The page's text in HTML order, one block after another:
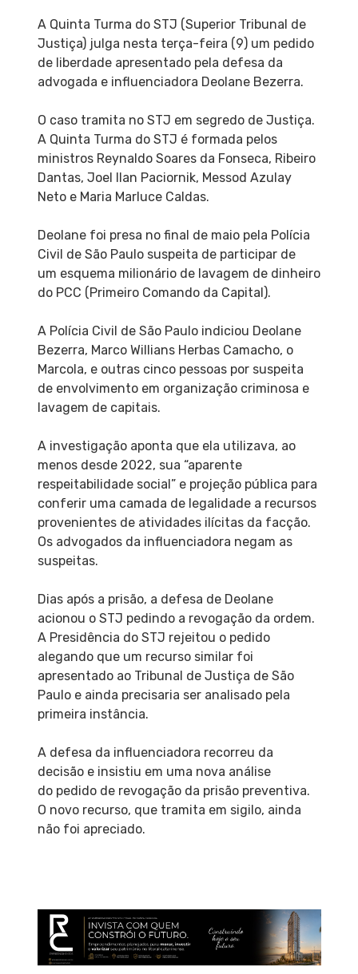
A Quinta Turma do STJ (Superior Tribunal de
Justiça) julga nesta terça-feira (9) um pedido
de liberdade apresentado pela defesa da
advogada e influenciadora Deolane Bezerra.
O caso tramita no STJ em segredo de Justiça.
A Quinta Turma do STJ é formada pelos
ministros Reynaldo Soares da Fonseca, Ribeiro
Dantas, Joel Ilan Paciornik, Messod Azulay
Neto e Maria Marluce Caldas.
Deolane foi presa no final de maio pela Polícia
Civil de São Paulo suspeita de participar de
um esquema milionário de lavagem de dinheiro
do PCC (Primeiro Comando da Capital).
A Polícia Civil de São Paulo indiciou Deolane
Bezerra, Marco Willians Herbas Camacho, o
Marcola, e outras cinco pessoas por suspeita
de envolvimento em organização criminosa e
lavagem de capitais.
A investigação aponta que ela utilizava, ao
menos desde 2022, sua “aparente
respeitabilidade social” e projeção pública para
conferir uma camada de legalidade a recursos
provenientes de atividades ilícitas da facção.
Os advogados da influenciadora negam as
suspeitas.
Dias após a prisão, a defesa de Deolane
acionou o STJ pedindo a revogação da ordem.
A Presidência do STJ rejeitou o pedido
alegando que um recurso similar foi
apresentado ao Tribunal de Justiça de São
Paulo e ainda precisaria ser analisado pela
primeira instância.
A defesa da influenciadora recorreu da
decisão e insistiu em uma nova análise
do pedido de revogação da prisão preventiva.
O novo recurso, que tramita em sigilo, ainda
não foi apreciado.